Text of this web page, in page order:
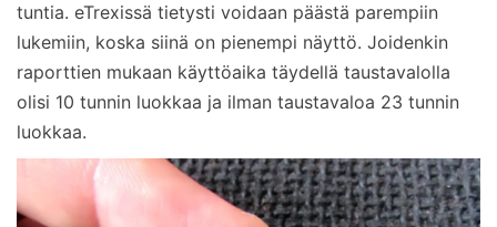
tuntia. eTrexissä tietysti voidaan päästä parempiin
lukemiin, koska siinä on pienempi näyttö. Joidenkin
raporttien mukaan käyttöaika täydellä taustavalolla
olisi 10 tunnin luokkaa ja ilman taustavaloa 23 tunnin
luokkaa.